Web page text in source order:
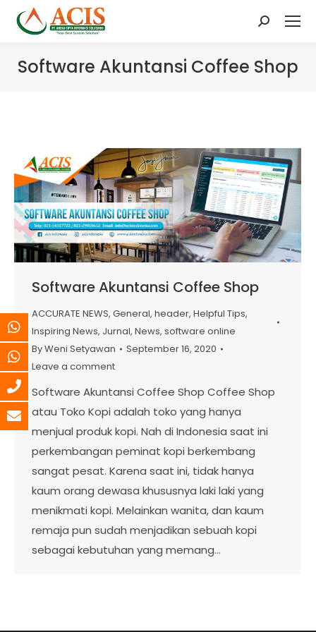
Search:
Software Akuntansi Coffee Shop
Software Akuntansi Coffee Shop
ACCURATE NEWS, General, header, Helpful Tips,
Inspiring News, Jurnal, News, software online
ByWeni Setyawan
September 16, 2020
Leave a comment
Software Akuntansi Coffee Shop Coffee Shop
atau Toko Kopi adalah toko yang hanya
menjual produk kopi. Nah di Indonesia saat ini
perkembangan peminat kopi berkembang
sangat pesat. Karena saat ini, tidak hanya
kaum orang dewasa khususnya laki laki yang
menikmati kopi. Melainkan wanita, dan kaum
remaja pun sudah menjadikan sebuah kopi
sebagai kebutuhan yang memang…